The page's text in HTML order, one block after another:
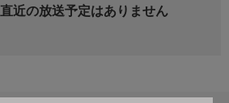
直近の放送予定はありません